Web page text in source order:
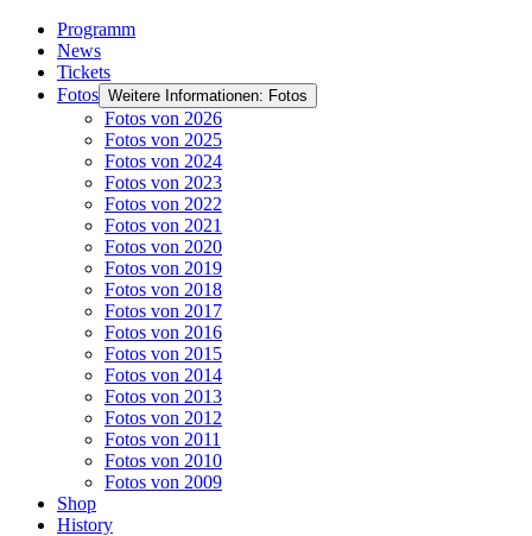
Programm
News
Tickets
Fotos Weitere Informationen: Fotos
Fotos von 2026
Fotos von 2025
Fotos von 2024
Fotos von 2023
Fotos von 2022
Fotos von 2021
Fotos von 2020
Fotos von 2019
Fotos von 2018
Fotos von 2017
Fotos von 2016
Fotos von 2015
Fotos von 2014
Fotos von 2013
Fotos von 2012
Fotos von 2011
Fotos von 2010
Fotos von 2009
Shop
History